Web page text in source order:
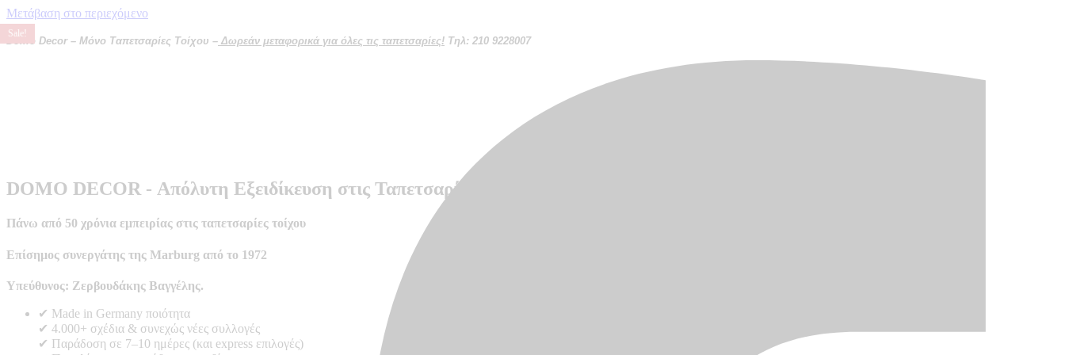
Μετάβαση στο περιεχόμενο
Domo Decor – Μόνο Ταπετσαρίες Τοίχου – Δωρεάν μεταφορικά για όλες τις ταπετσαρίες! Τηλ: 210 9228007
DOMO DECOR - Απόλυτη Εξειδίκευση στις Ταπετσαρίες Τοίχου
Πάνω από 50 χρόνια εμπειρίας στις ταπετσαρίες τοίχου
Επίσημος συνεργάτης της Marburg από το 1972
Yπεύθυνος: Ζερβουδάκης Βαγγέλης.
✔ Made in Germany ποιότητα
✔ 4.000+ σχέδια & συνεχώς νέες συλλογές
✔ Παράδοση σε 7–10 ημέρες (και express επιλογές)
Sale!
Sale!
Sale!
Sale!
Sale!
Sale!
Sale!
Sale!
Sale!
Sale!
Sale!
Sale!